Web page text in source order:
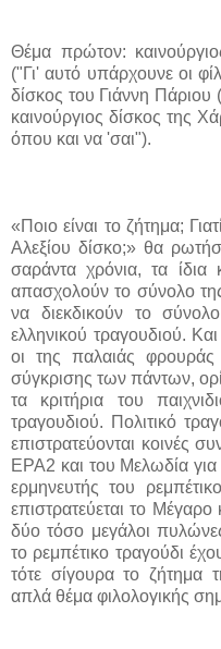
Θέμα πρώτον:
("Γι' αυτό υπάρχουνε οι
δίσκος του Γιάννη
καινούργιος δίσκος της
όπου και να 'σαι").
«Ποιο είναι το ζήτημα;
Αλεξίου δίσκο;» θα
σαράντα χρόνια, τα ίδια
απασχολούν το σύνολο της
να διεκδικούν το
ελληνικού τραγουδιού.
οι της παλαιάς
σύγκρισης των πάντων,
τα κριτήρια του
τραγουδιού. Πολιτικό
επιστρατεύονται κοινές
ΕΡΑ2 και του Μελωδία για
ερμηνευτής του
επιστρατεύεται το
δύο τόσο μεγάλοι
το ρεμπέτικο τραγούδι
τότε σίγουρα το ζήτημα
απλά θέμα φιλολογικής